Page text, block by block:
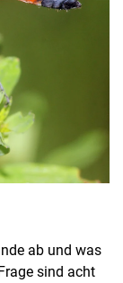
ab und was
sind acht